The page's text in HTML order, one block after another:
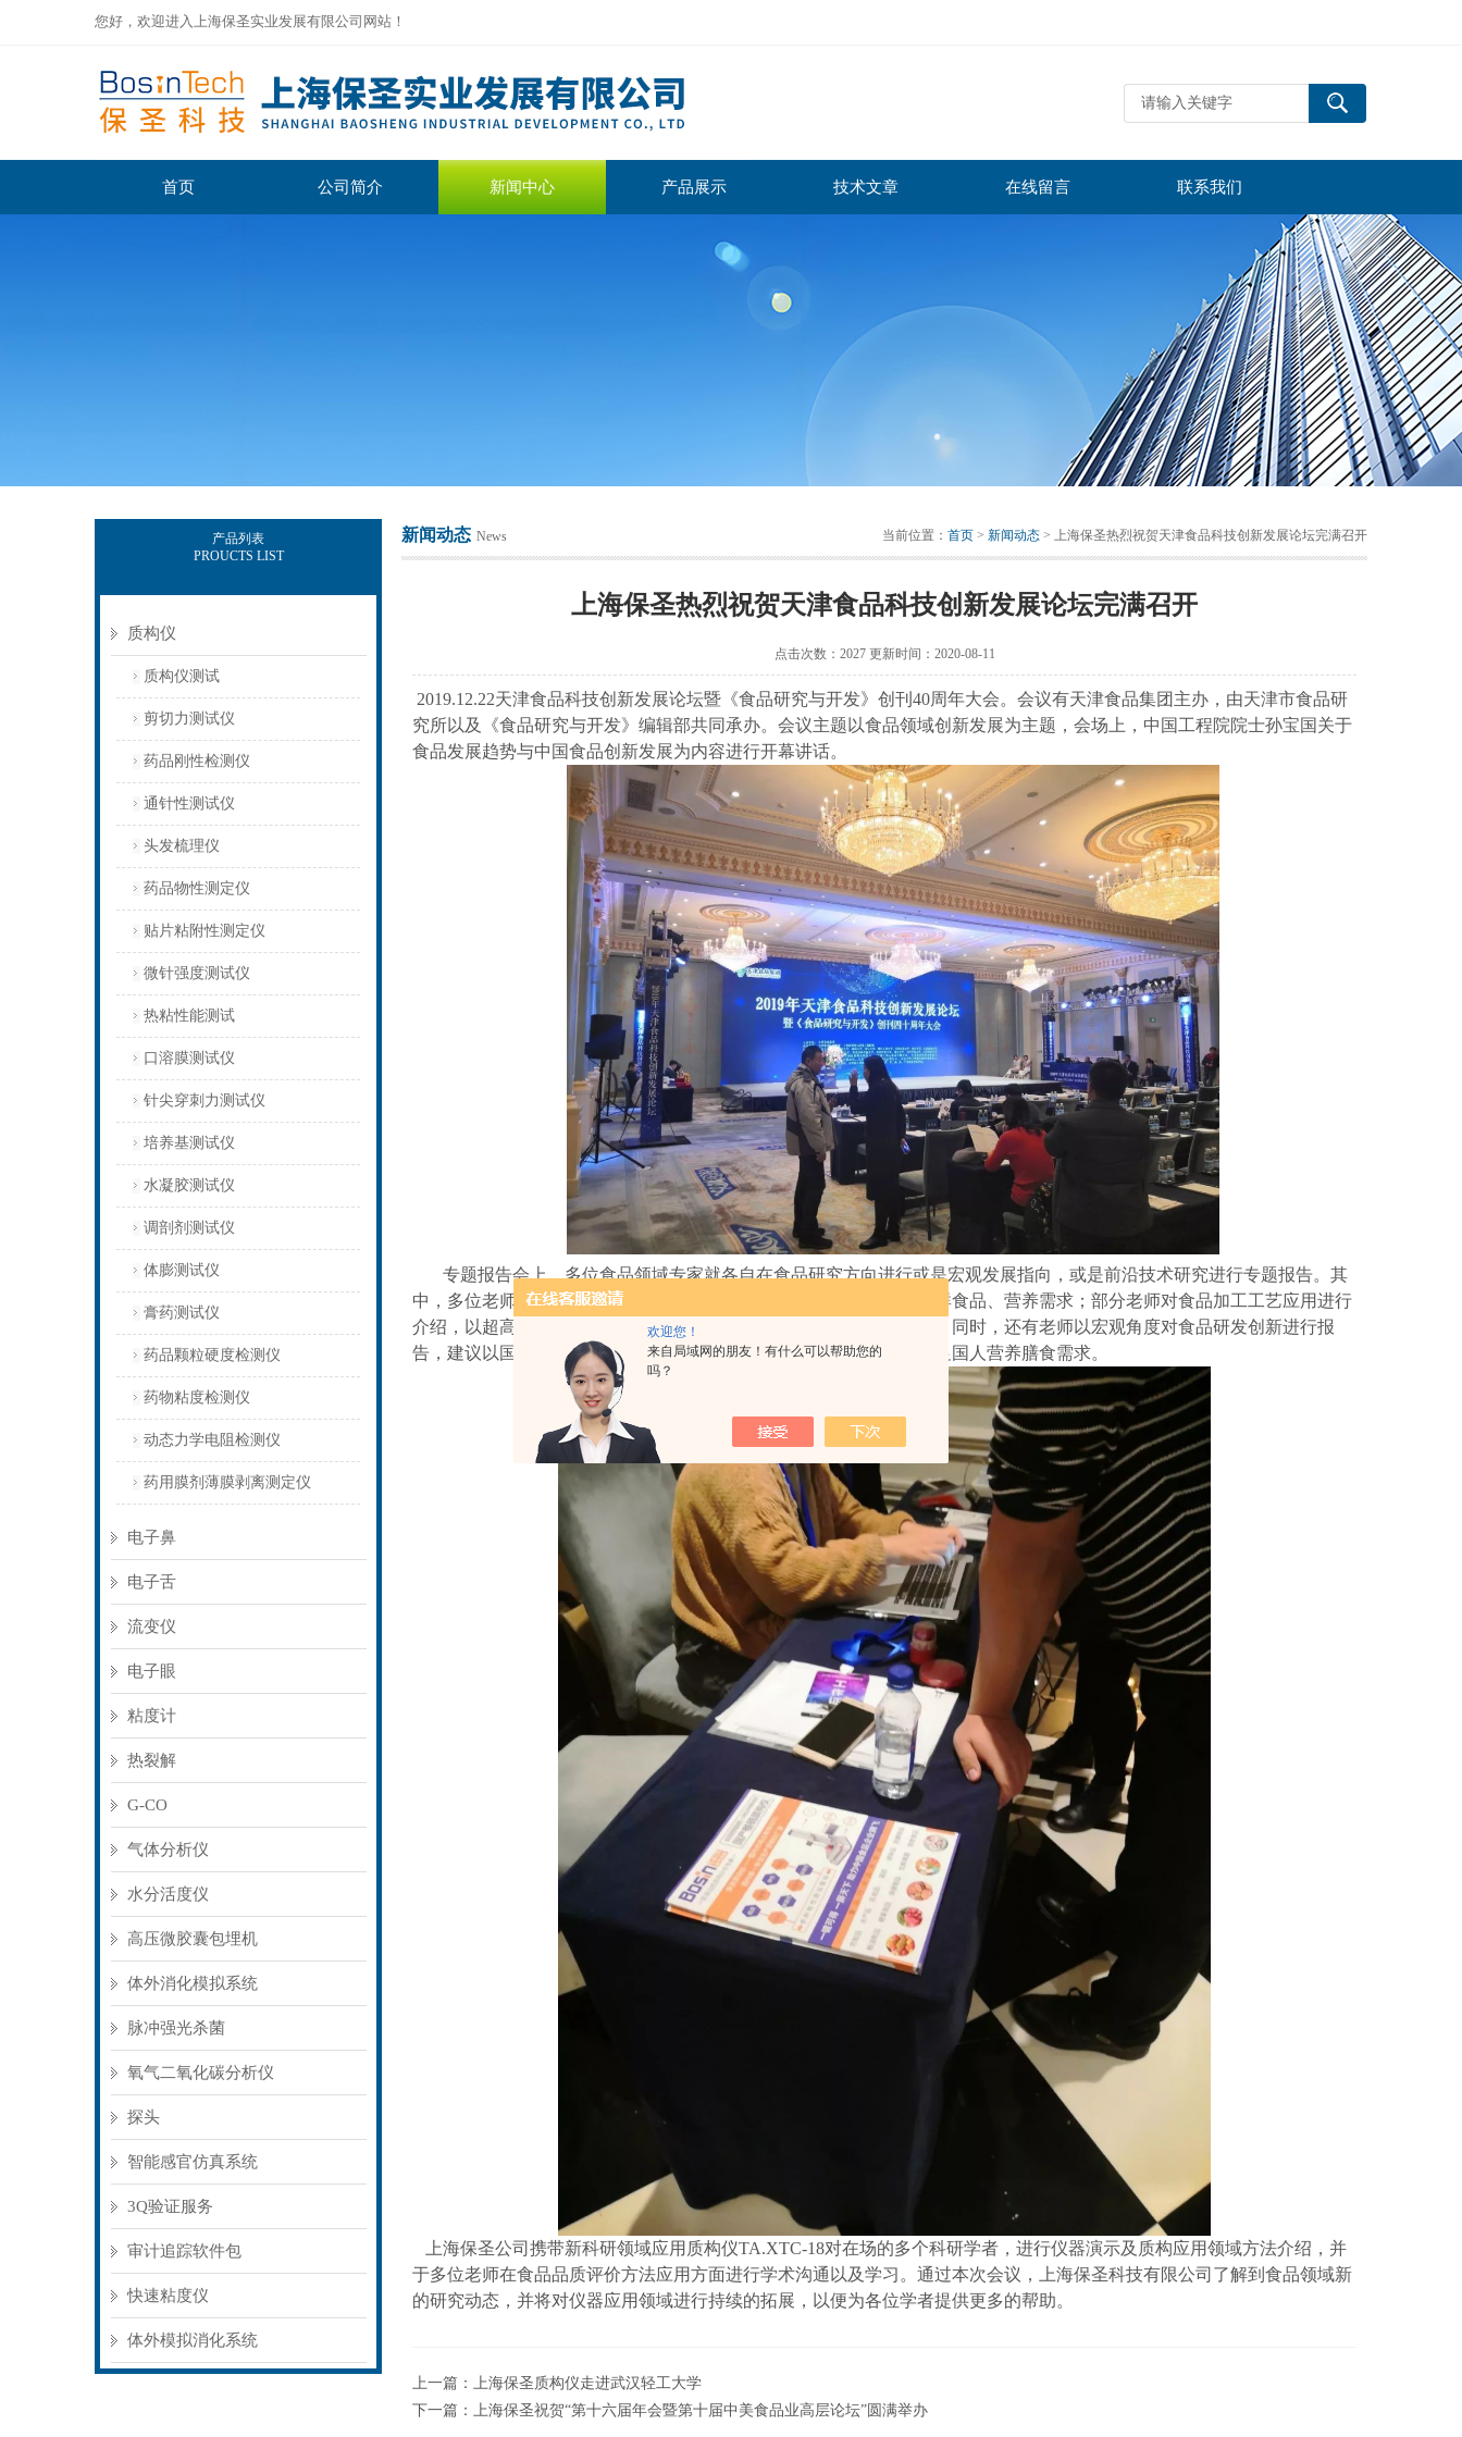
欢迎您！
来自局域网的朋友！有什么可以帮助您的
吗？
您好，欢迎进入上海保圣实业发展有限公司网站！
首页 公司简介 新闻中心 产品展示 技术文章 在线留言 联系我们
产品列表
PROUCTS LIST
质构仪
质构仪测试
剪切力测试仪
药品刚性检测仪
通针性测试仪
头发梳理仪
药品物性测定仪
贴片粘附性测定仪
微针强度测试仪
热粘性能测试
口溶膜测试仪
针尖穿刺力测试仪
培养基测试仪
水凝胶测试仪
调剖剂测试仪
体膨测试仪
膏药测试仪
药品颗粒硬度检测仪
药物粘度检测仪
动态力学电阻检测仪
药用膜剂薄膜剥离测定仪
电子鼻
电子舌
流变仪
电子眼
粘度计
热裂解
G-CO
气体分析仪
水分活度仪
高压微胶囊包埋机
体外消化模拟系统
脉冲强光杀菌
氧气二氧化碳分析仪
探头
智能感官仿真系统
3Q验证服务
审计追踪软件包
快速粘度仪
体外模拟消化系统
新闻动态 News 当前位置： 首页 > 新闻动态 > 上海保圣热烈祝贺天津食品科技创新发展论坛完满召开
上海保圣热烈祝贺天津食品科技创新发展论坛完满召开
点击次数：2027 更新时间：2020-08-11
2019.12.22天津食品科技创新发展论坛暨《食品研究与开发》创刊40周年大会。会议有天津食品集团主办，由天津市食品研
究所以及《食品研究与开发》编辑部共同承办。会议主题以食品领域创新发展为主题，会场上，中国工程院院士孙宝国关于
食品发展趋势与中国食品创新发展为内容进行开幕讲话。
专题报告会上，多位食品领域专家就各自在食品研究方向进行或是宏观发展指向，或是前沿技术研究进行专题报告。其
中，多位老师介绍食品营养研究、功能性开发相关内容，关注特殊人群食品、营养需求；部分老师对食品加工工艺应用进行
介绍，以超高压非热加工、射频技术、微波加工探索食品加工新方向。同时，还有老师以宏观角度对食品研发创新进行报
告，建议以国民对于食品营养及安全的需求为角度进行食品研究以满足国人营养膳食需求。
上海保圣公司携带新科研领域应用质构仪TA.XTC-18对在场的多个科研学者，进行仪器演示及质构应用领域方法介绍，并
于多位老师在食品品质评价方法应用方面进行学术沟通以及学习。通过本次会议，上海保圣科技有限公司了解到食品领域新
的研究动态，并将对仪器应用领域进行持续的拓展，以便为各位学者提供更多的帮助。
上一篇： 上海保圣质构仪走进武汉轻工大学
下一篇： 上海保圣祝贺“第十六届年会暨第十届中美食品业高层论坛”圆满举办